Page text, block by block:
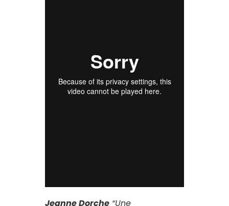
Jeanne Dorche “Une